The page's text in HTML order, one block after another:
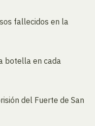
fallecidos en la
botella en cada
del Fuerte de San